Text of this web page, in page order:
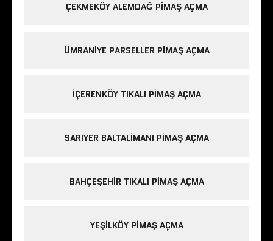
ÇEKMEKÖY ALEMDAĞ PIMAŞ AÇMA
ÜMRANIYE PARSELLER PIMAŞ AÇMA
IÇERENKÖY TIKALI PIMAŞ AÇMA
SARIYER BALTALIMANI PIMAŞ AÇMA
BAHÇEŞEHIR TIKALI PIMAŞ AÇMA
YEŞILKÖY PIMAŞ AÇMA